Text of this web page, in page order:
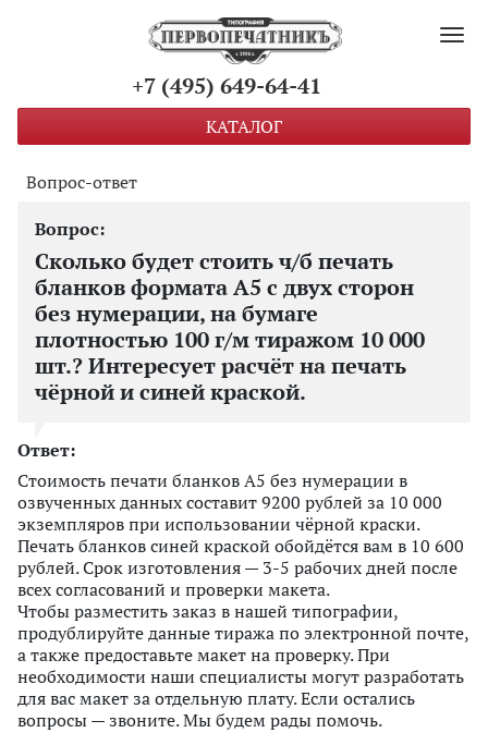
+7 (495) 649-64-41
КАТАЛОГ
Вопрос-ответ
Сколько будет стоить ч/б печать
бланков формата А5 с двух сторон
без нумерации, на бумаге
плотностью 100 г/м тиражом 10 000
шт.? Интересует расчёт на печать
чёрной и синей краской.
Ответ:
Стоимость печати бланков А5 без нумерации в
озвученных данных составит 9200 рублей за 10 000
экземпляров при использовании чёрной краски.
Печать бланков синей краской обойдётся вам в 10 600
рублей. Срок изготовления — 3-5 рабочих дней после
всех согласований и проверки макета.
Чтобы разместить заказ в нашей типографии,
продублируйте данные тиража по электронной почте,
а также предоставьте макет на проверку. При
необходимости наши специалисты могут разработать
для вас макет за отдельную плату. Если остались
вопросы — звоните. Мы будем рады помочь.